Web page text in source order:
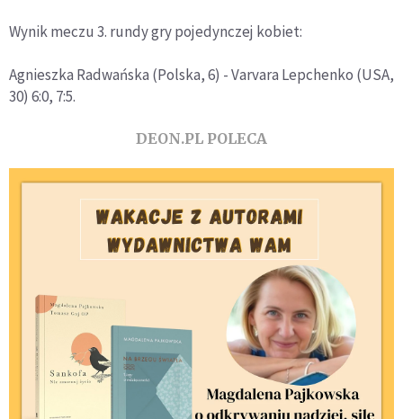
Wynik meczu 3. rundy gry pojedynczej kobiet:
Agnieszka Radwańska (Polska, 6) - Varvara Lepchenko (USA,
30) 6:0, 7:5.
DEON.PL POLECA